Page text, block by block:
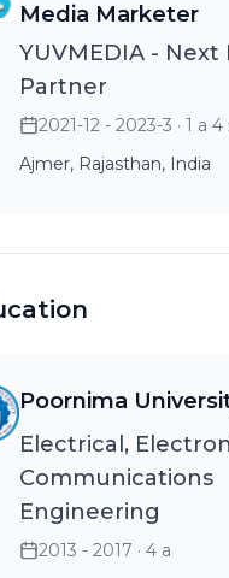
Media Marketer
YUVMEDIA - Next
Partner
2021-12 - 2023-3 · 1 a
Ajmer, Rajasthan, India
Poornima
Electrical,
Communications
Engineering
2013 - 2017 · 4 a